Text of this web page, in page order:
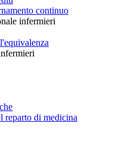
continuo
infermieri
reparto di medicina